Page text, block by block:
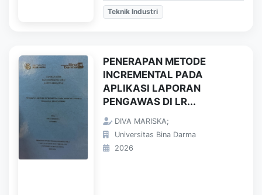
Teknik Industri
PENERAPAN METODE
INCREMENTAL PADA
APLIKASI LAPORAN
PENGAWAS DI LR...
DIVA MARISKA;
Universitas Bina Darma
2026